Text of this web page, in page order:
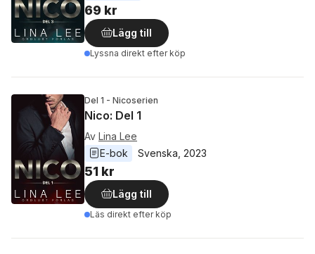
69 kr
Lägg till
Lyssna direkt efter köp
Del 1 - Nicoserien
Nico: Del 1
Av Lina Lee
E-bok
Svenska 2023
51 kr
Lägg till
Läs direkt efter köp